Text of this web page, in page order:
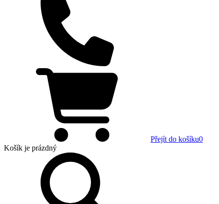
Přejít do košíku0
Košík je prázdný